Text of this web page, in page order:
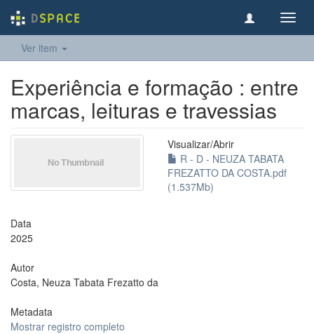
Ver item
Experiência e formação : entre
marcas, leituras e travessias
Visualizar/Abrir
R - D - NEUZA TABATA
FREZATTO DA COSTA.pdf
(1.537Mb)
Data
2025
Autor
Costa, Neuza Tabata Frezatto da
Metadata
Mostrar registro completo